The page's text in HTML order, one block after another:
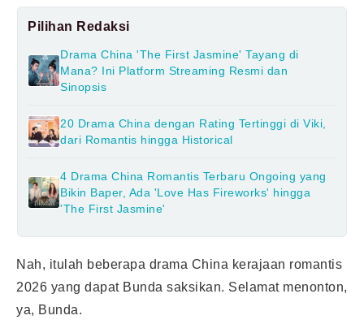
Pilihan Redaksi
Drama China 'The First Jasmine' Tayang di
Mana? Ini Platform Streaming Resmi dan
Sinopsis
20 Drama China dengan Rating Tertinggi di Viki,
dari Romantis hingga Historical
4 Drama China Romantis Terbaru Ongoing yang
Bikin Baper, Ada 'Love Has Fireworks' hingga
'The First Jasmine'
Nah, itulah beberapa drama China kerajaan romantis
2026 yang dapat Bunda saksikan. Selamat menonton,
ya, Bunda.